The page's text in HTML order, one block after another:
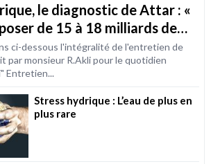
le diagnostic de Attar : «
de 15 à 18 milliards de
2030 »
ci-dessous l'intégralité de l'entretien de
par monsieur R.Akli pour le quotidien
Entretien...
Stress hydrique : L’eau de plus en
plus rare